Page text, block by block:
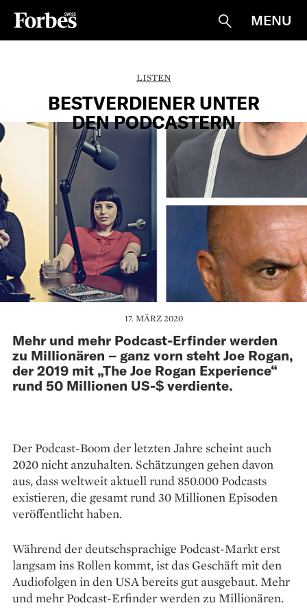
Suche
MENU
LISTEN
BESTVERDIENER UNTER
DEN PODCASTERN
17. MÄRZ 2020
Mehr und mehr Podcast-Erfinder werden
zu Millionären – ganz vorn steht Joe Rogan,
der 2019 mit „The Joe Rogan Experience“
rund 50 Millionen US-$ verdiente.
Der Podcast-Boom der letzten Jahre scheint auch
2020 nicht anzuhalten. Schätzungen gehen davon
aus, dass weltweit aktuell rund 850.000 Podcasts
existieren, die gesamt rund 30 Millionen Episoden
ver­öffentlicht haben.
Während der deutsch­sprachige Podcast-Markt erst
langsam ins Rollen kommt, ist das Geschäft mit den
Audiofolgen in den USA bereits gut ausgebaut. Mehr
und mehr Podcast-Erfinder werden zu Millionären.